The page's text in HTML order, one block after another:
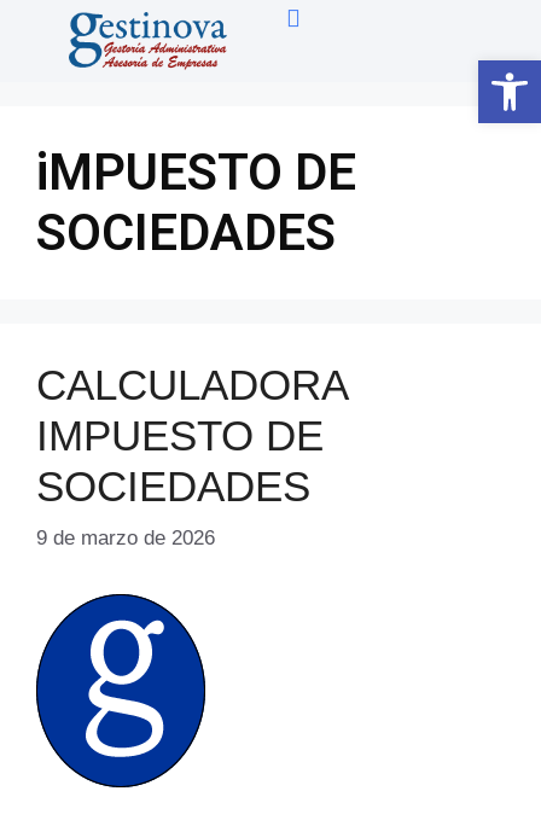
Abrir
iMPUESTO DE
SOCIEDADES
CALCULADORA
IMPUESTO DE
SOCIEDADES
9 de marzo de 2026